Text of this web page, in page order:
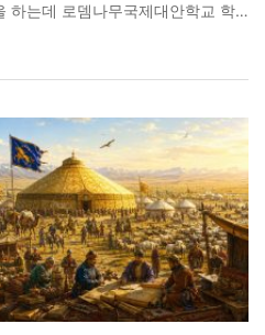
하는데 로뎀나무국제대안학교 학
니다.”-본문에서. 션(뒷줄 가운데
), 앞줄 오른쪽 두번째 필자(흰색